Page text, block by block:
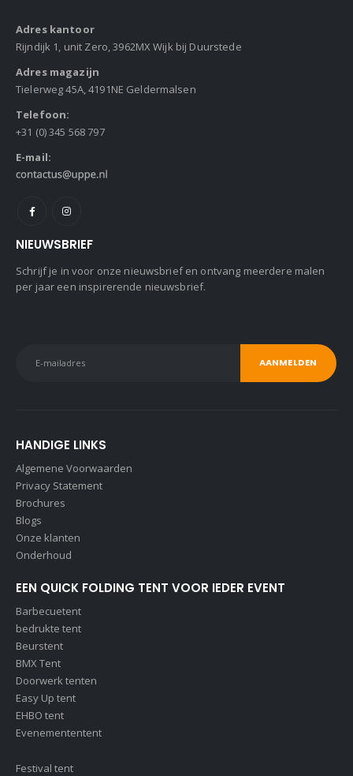
Adres kantoor
Rijndijk 1, unit Zero, 3962MX Wijk bij Duurstede
Adres magazijn
Tielerweg 45A, 4191NE Geldermalsen
Telefoon:
+31 (0) 345 568 797
E-mail:
NIEUWSBRIEF
Schrijf je in voor onze nieuwsbrief en ontvang meerdere malen
per jaar een inspirerende nieuwsbrief.
HANDIGE LINKS
Algemene Voorwaarden
Privacy Statement
Brochures
Blogs
Onze klanten
Onderhoud
EEN QUICK FOLDING TENT VOOR IEDER EVENT
Barbecuetent
bedrukte tent
Beurstent
BMX Tent
Doorwerk tenten
Easy Up tent
EHBO tent
Evenemententent
Festival tent